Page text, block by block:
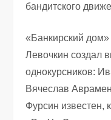
бандитского
«Банкирский
Левочкин создал
однокурсников:
Вячеслав
Фурсин известен,